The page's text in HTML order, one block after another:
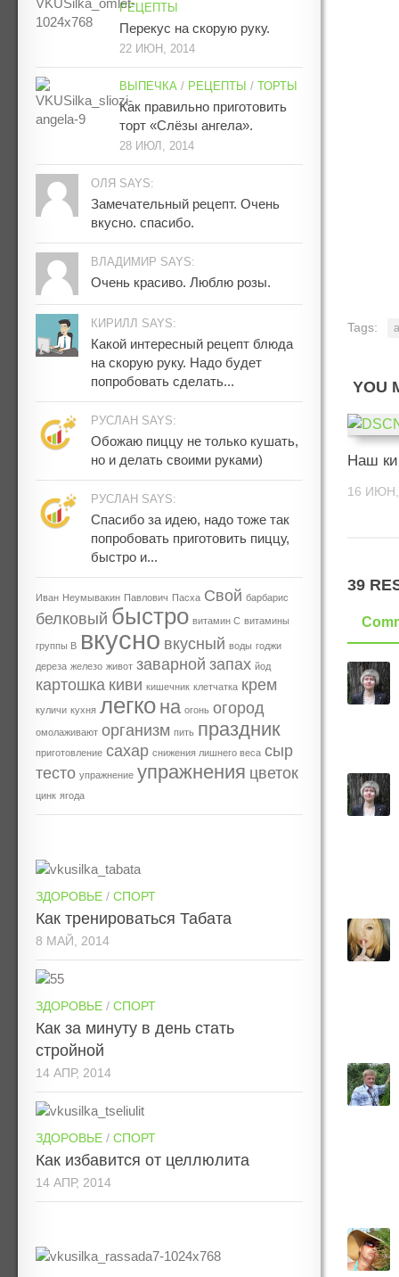
Tags:
YOU
Наш
16 ИЮН,
39
РЕЦЕПТЫ
Перекус на скорую руку.
22 ИЮН, 2014
ВЫПЕЧКА / РЕЦЕПТЫ / ТОРТЫ
Как правильно приготовить
торт «Слёзы ангела».
28 ИЮЛ, 2014
ОЛЯ SAYS:
Замечательный рецепт. Очень
вкусно. спасибо.
ВЛАДИМИР SAYS:
Очень красиво. Люблю розы.
КИРИЛЛ SAYS:
Какой интересный рецепт блюда
на скорую руку. Надо будет
попробовать сделать...
РУСЛАН SAYS:
Обожаю пиццу не только кушать,
но и делать своими руками)
РУСЛАН SAYS:
Спасибо за идею, надо тоже так
попробовать приготовить пиццу,
быстро и...
Иван Неумывакин Павлович Пасха Свой барбарис
белковый быстро витамин С витамины
группы В вкусно вкусный воды годжи
дереза железо живот заварной запах йод
картошка киви кишечник клетчатка крем
куличи кухня легко на огонь огород
омолаживают организм пить праздник
приготовление сахар снижения лишнего веса сыр
тесто упражнение упражнения цветок
цинк ягода
ЗДОРОВЬЕ / СПОРТ
Как тренироваться Табата
8 МАЙ, 2014
ЗДОРОВЬЕ / СПОРТ
Как за минуту в день стать
стройной
14 АПР, 2014
ЗДОРОВЬЕ / СПОРТ
Как избавится от целлюлита
14 АПР, 2014